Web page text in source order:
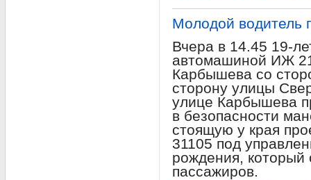
Молодой водитель
Вчера в 14.45 19-
автомашиной ИЖ
Карбышева со
сторону улицы
улице Карбышева
в безопасности
стоящую у края
31105 под
рождения, который
пассажиров.